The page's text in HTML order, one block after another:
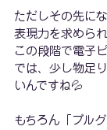
ただしその先に
表現力を求めら
この段階で電子
では、少し物足
いんですね💦
もちろん「ブル